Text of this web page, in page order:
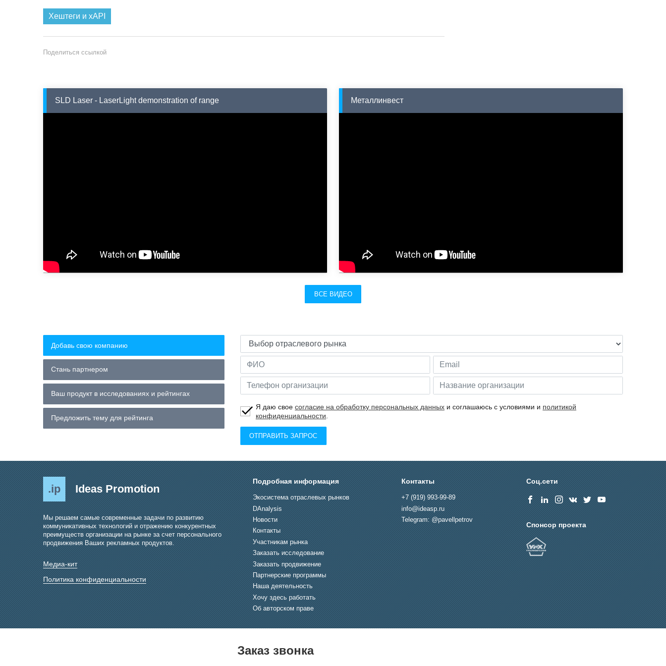
Хештеги и xAPI
Поделиться ссылкой
SLD Laser - LaserLight demonstration of range Металлинвест
ВСЕ ВИДЕО
Добавь свою компанию
Стань партнером
Ваш продукт в исследованиях и рейтингах
Предложить тему для рейтинга
Я даю свое согласие на обработку персональных данныхи соглашаюсь с условиями и политикой
конфиденциальности.
ОТПРАВИТЬ ЗАПРОС
.ip Ideas Promotion
Мы решаем самые современные задачи по развитию
коммуникативных технологий и отражению конкурентных
преимуществ организации на рынке за счет персонального
продвижения Ваших рекламных продуктов.
Медиа-кит
Политика конфиденциальности
Подробная информация
Экосистема отраслевых рынков
DAnalysis
Новости
Контакты
Участникам рынка
Заказать исследование
Заказать продвижение
Партнерские программы
Наша деятельность
Хочу здесь работать
Об авторском праве
Контакты
+7 (919) 993-99-89
info@ideasp.ru
Telegram: @pavellpetrov
Соц.сети
Спонсор проекта
Заказ звонка